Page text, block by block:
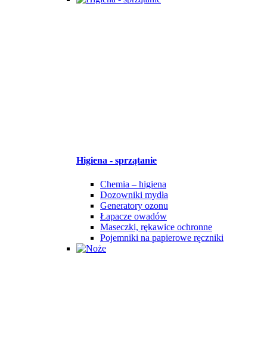
Higiena - sprzątanie
Chemia – higiena
Dozowniki mydła
Generatory ozonu
Łapacze owadów
Maseczki, rękawice ochronne
Pojemniki na papierowe ręczniki